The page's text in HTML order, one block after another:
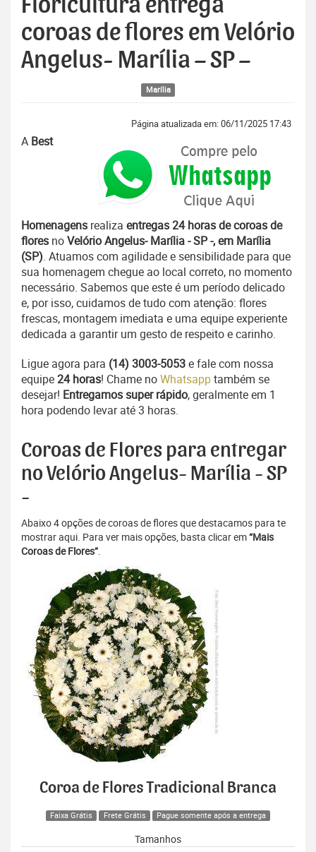
Floricultura entrega
coroas de flores em Velório
Angelus- Marília – SP –
Marília
Página atualizada em: 06/11/2025 17:43
A Best
Homenagens realiza entregas 24 horas de coroas de
flores noVelório Angelus- Marília - SP -, em Marília
(SP). Atuamos com agilidade e sensibilidade para que
sua homenagem chegue ao local correto, no momento
necessário. Sabemos que este é um período delicado
e, por isso, cuidamos de tudo com atenção: flores
frescas, montagem imediata e uma equipe experiente
dedicada a garantir um gesto de respeito e carinho.
Ligue agora para (14) 3003-5053e fale com nossa
equipe24 horas! Chame noWhatsapptambém se
desejar! Entregamos super rápido, geralmente em 1
hora podendo levar até 3 horas.
Coroas de Flores para entregar
no Velório Angelus- Marília - SP
-
Abaixo 4 opções de coroas de flores que destacamos para te
mostrar aqui. Para ver mais opções, basta clicar em“Mais
Coroas de Flores”.
Coroa de Flores Tradicional Branca
Faixa Grátis Frete Grátis Pague somente após a entrega
Tamanhos